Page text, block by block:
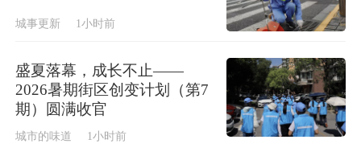
城事更新 1小时前
盛夏落幕，成长不止——
2026暑期街区创变计划（第7
期）圆满收官
城市的味道 1小时前